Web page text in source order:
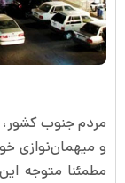
مردم جنوب
و میهمان‌نوازی
مطمئنا متوجه